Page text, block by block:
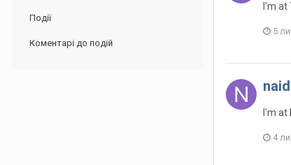
Події
Коментарі до подій
I'm at
5
I'm at
4